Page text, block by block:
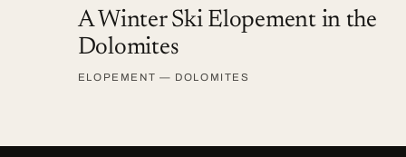
A Winter Ski Elopement in the
Dolomites
ELOPEMENT — DOLOMITES